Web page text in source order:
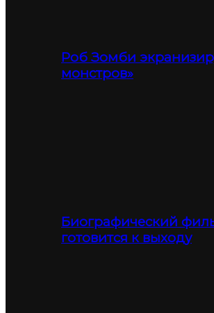
Роб Зомби
монстров»
Биографический
готовится к выходу